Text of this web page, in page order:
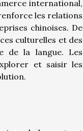
international,
les relations
chinoises. De
culturelles et des
de la langue. Les
et saisir les